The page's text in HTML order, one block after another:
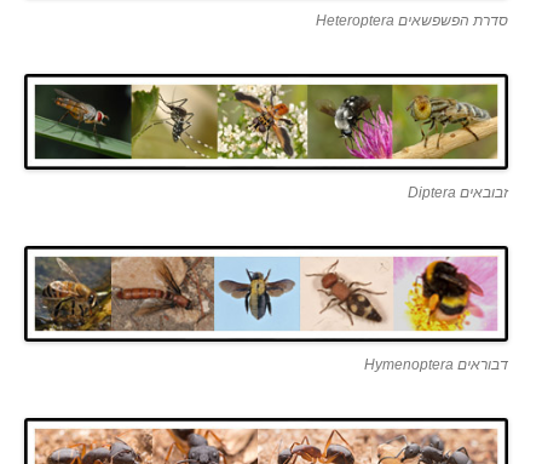
סדרת הפשפשאים Heteroptera
זבובאים Diptera
דבוראים Hymenoptera